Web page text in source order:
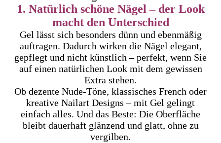
1. Natürlich schöne Nägel – der Look
macht den Unterschied
Gel lässt sich besonders dünn und ebenmäßig
auftragen. Dadurch wirken die Nägel elegant,
gepflegt und nicht künstlich – perfekt, wenn Sie
auf einen natürlichen Look mit dem gewissen
Extra stehen.
Ob dezente Nude-Töne, klassisches French oder
kreative Nailart Designs – mit Gel gelingt
einfach alles. Und das Beste: Die Oberfläche
bleibt dauerhaft glänzend und glatt, ohne zu
vergilben.